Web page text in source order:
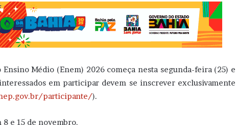
Médio (Enem) 2026 começa nesta segunda-feira (25) e
em participar devem se inscrever exclusivamente
participante/).
8 e 15 de novembro.